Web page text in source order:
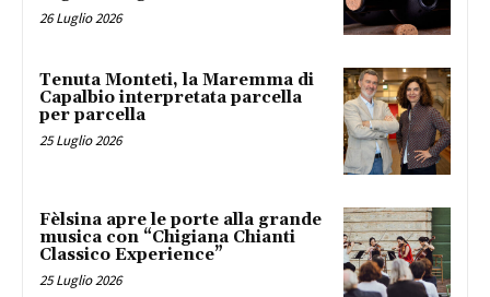
26 Luglio 2026
Tenuta Monteti, la Maremma di
Capalbio interpretata parcella
per parcella
25 Luglio 2026
Fèlsina apre le porte alla grande
musica con “Chigiana Chianti
Classico Experience”
25 Luglio 2026